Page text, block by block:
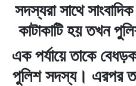
সদস্যরা সাথে
কাটাকাটি হয় তখন
এক পর্যায়ে তাকে
পুলিশ সদস্য। এরপর